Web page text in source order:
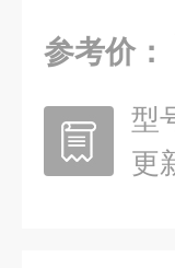
参考价：
型
更